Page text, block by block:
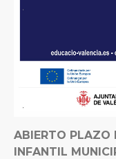
ABIERTO PLAZO
INFANTIL